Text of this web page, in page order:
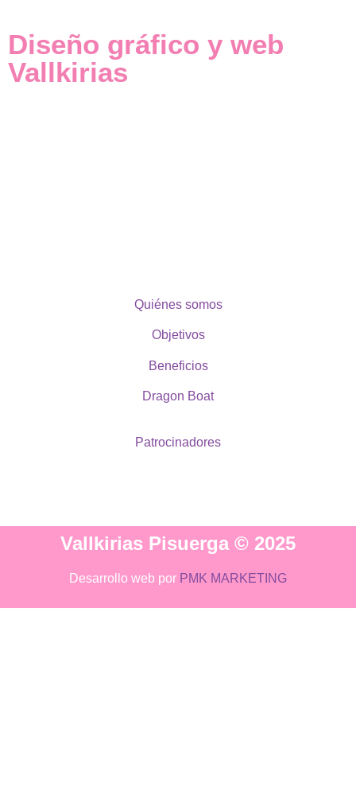
Diseño gráfico y web
Vallkirias
Quiénes somos
Objetivos
Beneficios
Dragon Boat
Patrocinadores
Vallkirias Pisuerga © 2025
Desarrollo web por PMK MARKETING